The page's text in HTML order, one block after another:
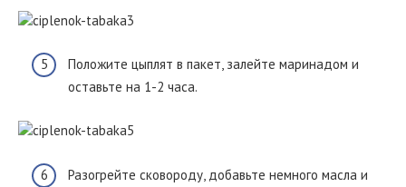
Положите цыплят в пакет, залейте маринадом и
оставьте на 1-2 часа.
Разогрейте сковороду, добавьте немного масла и